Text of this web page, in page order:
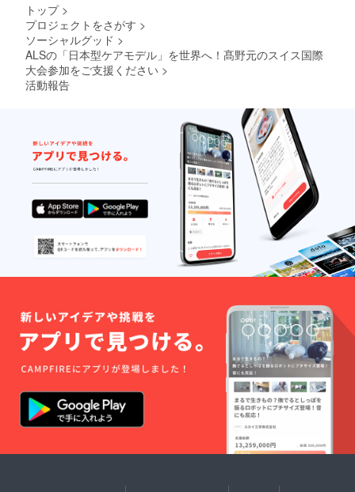
トップ >
プロジェクトをさがす >
ソーシャルグッド >
ALSの「日本型ケアモデル」を世界へ！髙野元のスイス国際
大会参加をご支援ください >
活動報告